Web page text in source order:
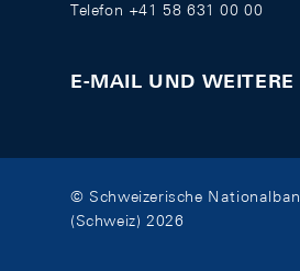
Telefon +41 58 631 00 00
E-MAIL UND WEITERE
© Schweizerische
(Schweiz) 2026